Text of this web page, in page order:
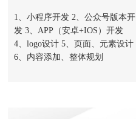
1、小程序开发 2、公众号版本开
发 3、APP（安卓+IOS）开发
4、logo设计 5、页面、元素设计
6、内容添加、整体规划